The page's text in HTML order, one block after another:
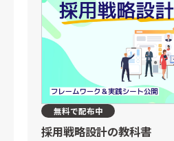
無料で配布中
採用戦略設計の教科書